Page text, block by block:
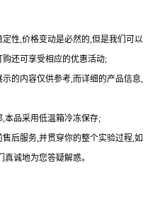
性,价格变动是必然的,但是我们可以
还可享受相应的优惠活动;
的内容仅供参考,而详细的产品信息,
品采用低温箱冷冻保存;
后服务,并贯穿你的整个实验过程,如
诚地为您答疑解惑。